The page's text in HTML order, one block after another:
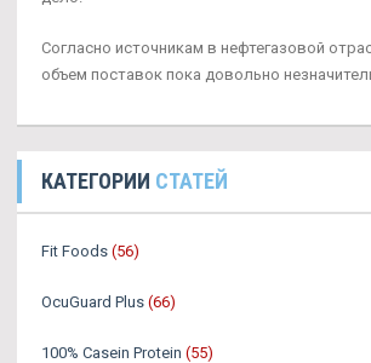
Согласно источникам в нефтегазовой
объем поставок пока довольно
КАТЕГОРИИ СТАТЕЙ
Fit Foods (56)
OcuGuard Plus (66)
100% Casein Protein (55)